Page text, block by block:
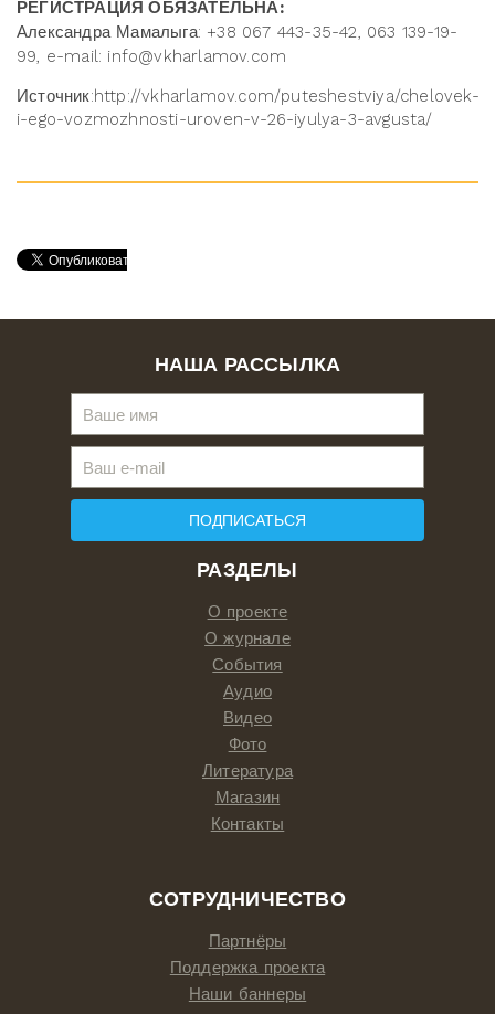
РЕГИСТРАЦИЯ ОБЯЗАТЕЛЬНА:
Александра Мамалыга: +38 067 443-35-42, 063 139-19-
99, e-mail: info@vkharlamov.com
Источник:http://vkharlamov.com/puteshestviya/chelovek-
i-ego-vozmozhnosti-uroven-v-26-iyulya-3-avgusta/
РАЗДЕЛЫ
О проекте
О журнале
События
Аудио
Видео
Фото
Литература
Магазин
Контакты
СОТРУДНИЧЕСТВО
Партнёры
Поддержка проекта
Наши баннеры
НАША РАССЫЛКА
ПОДПИСАТЬСЯ